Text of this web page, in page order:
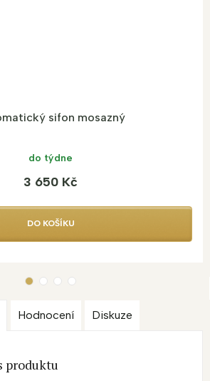
sifon mosazný
do týdne
3 650 Kč
DO KOŠÍKU
Hodnocení Diskuze
produktu